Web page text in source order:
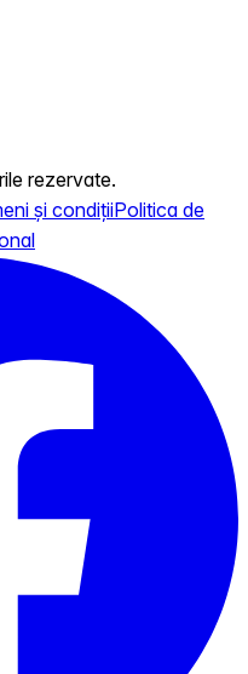
rezervate.
și condițiiPolitica de